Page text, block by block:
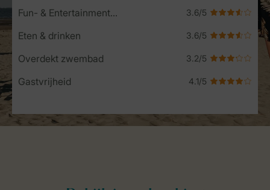
Fun- & Entertainment-programma
Eten & drinken
Overdekt zwembad
Gastvrijheid